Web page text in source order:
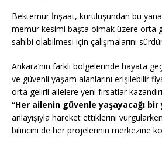
Bektemur İnşaat, kuruluşundan bu
memur kesimi başta olmak üzere orta
sahibi olabilmesi için çalışmalarını
Ankara’nın farklı bölgelerinde hayata
ve güvenli yaşam alanlarını erişilebilir
orta gelirli ailelere yeni fırsatlar
“Her ailenin güvenle yaşayacağı bir
anlayışıyla hareket ettiklerini
bilincini de her projelerinin merkezine